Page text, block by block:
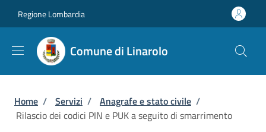
Regione Lombardia
Comune di Linarolo
Briciole di pane
Home / Servizi / Anagrafe e stato civile /
Rilascio dei codici PIN e PUK a seguito di smarrimento